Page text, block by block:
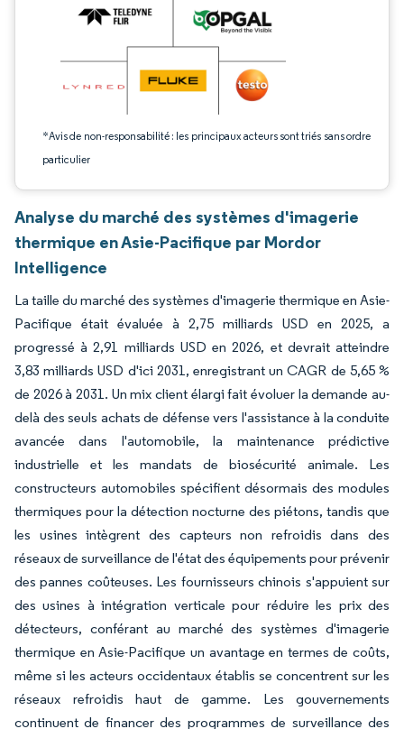
*Avis de non-responsabilité : les principaux acteurs sont triés sans ordre
particulier
Analyse du marché des systèmes d'imagerie
thermique en Asie-Pacifique par Mordor
Intelligence
La taille du marché des systèmes d'imagerie thermique en Asie-
Pacifique était évaluée à 2,75 milliards USD en 2025, a
progressé à 2,91 milliards USD en 2026, et devrait atteindre
3,83 milliards USD d'ici 2031, enregistrant un CAGR de 5,65 %
de 2026 à 2031. Un mix client élargi fait évoluer la demande au-
delà des seuls achats de défense vers l'assistance à la conduite
avancée dans l'automobile, la maintenance prédictive
industrielle et les mandats de biosécurité animale. Les
constructeurs automobiles spécifient désormais des modules
thermiques pour la détection nocturne des piétons, tandis que
les usines intègrent des capteurs non refroidis dans des
réseaux de surveillance de l'état des équipements pour prévenir
des pannes coûteuses. Les fournisseurs chinois s'appuient sur
des usines à intégration verticale pour réduire les prix des
détecteurs, conférant au marché des systèmes d'imagerie
thermique en Asie-Pacifique un avantage en termes de coûts,
même si les acteurs occidentaux établis se concentrent sur les
réseaux refroidis haut de gamme. Les gouvernements
continuent de financer des programmes de surveillance des